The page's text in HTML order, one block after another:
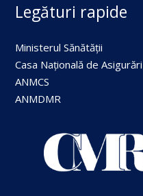
Legături rapide
Ministerul Sănătății
Casa Națională de Asigurări
ANMCS
ANMDMR